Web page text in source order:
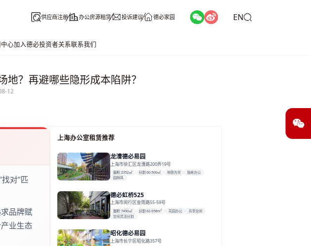
供应商注册 办公房源租赁 投诉建议 德必家园 EN
心加入德必投资者关系联系我们
？再避哪些隐形成本陷阱？
12
对”匹
品牌赋
业生态
上海办公室租赁推荐
龙漕德必易园
上海市徐汇区龙漕路200弄19号
面积 2352㎡ 分割 60-500㎡ 地铁为邻
独栋办公
园林风
德必虹桥525
上海市闵行区金雨路55-59号
面积 7490㎡ 分割 62-958m² 花园办公
共享空间
空间灵活分割
昭化德必易园
上海市长宁区昭化路357号